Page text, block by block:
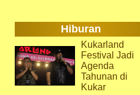
Hiburan
Kukarland
Festival Jadi
Agenda
Tahunan di
Kukar